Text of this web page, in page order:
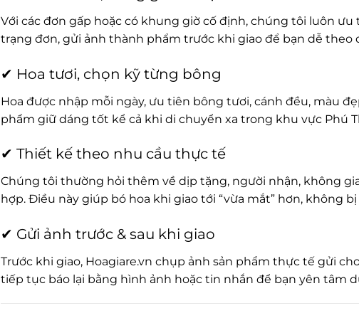
Với các đơn gấp hoặc có khung giờ cố định, chúng tôi luôn
trạng đơn, gửi ảnh thành phẩm trước khi giao để bạn dễ theo
✔ Hoa tươi, chọn kỹ từng bông
Hoa được nhập mỗi ngày, ưu tiên bông tươi, cánh đều, màu
phẩm giữ dáng tốt kể cả khi di chuyển xa trong khu vực Phú
✔ Thiết kế theo nhu cầu thực tế
Chúng tôi thường hỏi thêm về dịp tặng, người nhận, không
hợp. Điều này giúp bó hoa khi giao tới “vừa mắt” hơn, không
✔ Gửi ảnh trước & sau khi giao
Trước khi giao, Hoagiare.vn chụp ảnh sản phẩm thực tế gửi
tiếp tục báo lại bằng hình ảnh hoặc tin nhắn để bạn yên tâm